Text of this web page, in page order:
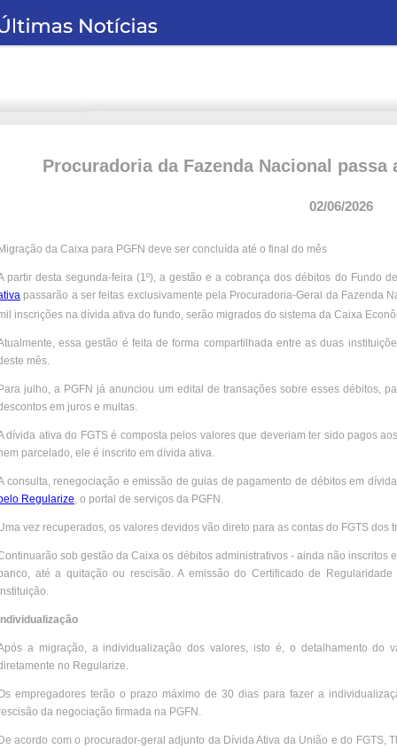
Procuradoria da Fazenda Nacional
02/06/2026
da Caixa para PGFN deve ser concluída até o final do mês
partir desta segunda-feira (1º), a gestão e a cobrança dos débitos do Fundo
passarão a ser feitas exclusivamente pela Procuradoria-Geral da Fazenda
inscrições na dívida ativa do fundo, serão migrados do sistema da Caixa
essa gestão é feita de forma compartilhada entre as duas
mês.
julho, a PGFN já anunciou um edital de transações sobre esses débitos,
em juros e multas.
dívida ativa do FGTS é composta pelos valores que deveriam ter sido pagos
parcelado, ele é inscrito em dívida ativa.
consulta, renegociação e emissão de guias de pagamento de débitos em
Regularize, o portal de serviços da PGFN.
vez recuperados, os valores devidos vão direto para as contas do FGTS dos
sob gestão da Caixa os débitos administrativos - ainda não inscritos
até a quitação ou rescisão. A emissão do Certificado de
a migração, a individualização dos valores, isto é, o detalhamento do
no Regularize.
empregadores terão o prazo máximo de 30 dias para fazer a
da negociação firmada na PGFN.
acordo com o procurador-geral adjunto da Dívida Ativa da União e do FGTS,